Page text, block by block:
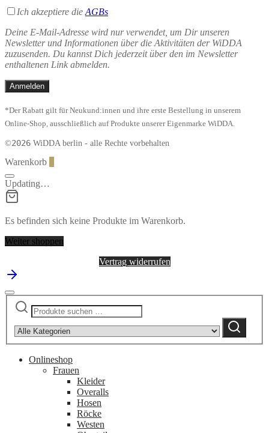
Ich akzeptiere die AGBs
Deine E-Mail-Adresse wird nur verwendet, um Dir unseren
Newsletter und Informationen über die Aktivitäten der WiDDA
zuzusenden. Du kannst Dich jederzeit über den im Newsletter
enthaltenen Link abmelden.
*Der Rabatt gilt für Neukund:innen und ihre erste Bestellung in unserem
Online-Shop, ausschließlich auf Produkte unserer Eigenmarke WiDDA.
©2026 WiDDA berlin - alle Rechte vorbehalten
Warenkorb
Updating…
Es befinden sich keine Produkte im Warenkorb.
Weiter shoppen
Vertrag widerrufen
Suchen
nach:
category:
Suchen
Onlineshop
Frauen
Kleider
Overalls
Hosen
Röcke
Westen